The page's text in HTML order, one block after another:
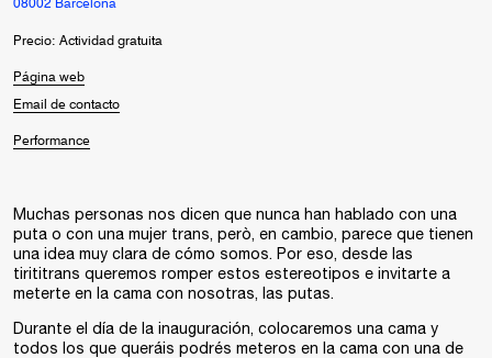
08002 Barcelona
Precio: Actividad gratuita
Página web
Email de contacto
Performance
Muchas personas nos dicen que nunca han hablado con una
puta o con una mujer trans, però, en cambio, parece que tienen
una idea muy clara de cómo somos. Por eso, desde las
tirititrans queremos romper estos estereotipos e invitarte a
meterte en la cama con nosotras, las putas.
Durante el día de la inauguración, colocaremos una cama y
todos los que queráis podrés meteros en la cama con una de